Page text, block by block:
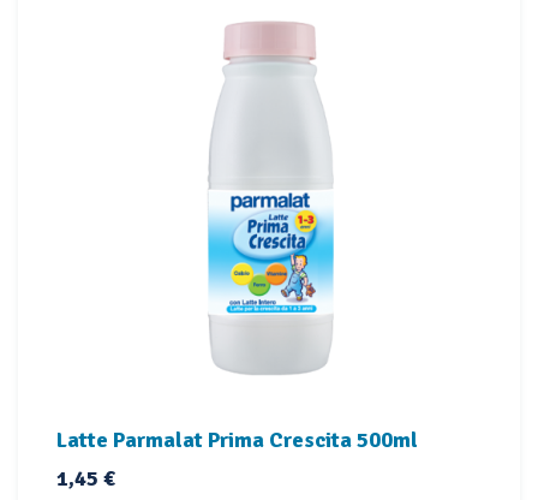
Latte Parmalat Prima Crescita 500ml
Prezzo
1,45 €